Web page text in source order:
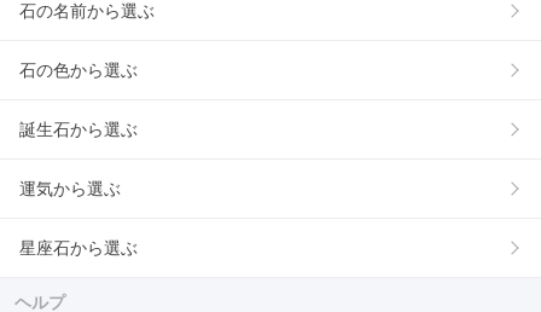
石の名前から選ぶ
石の色から選ぶ
誕生石から選ぶ
運気から選ぶ
星座石から選ぶ
ヘルプ